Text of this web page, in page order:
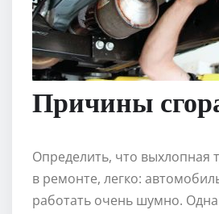
Причины
Определить, что выхлопная
в ремонте, легко:
работать очень шумно.